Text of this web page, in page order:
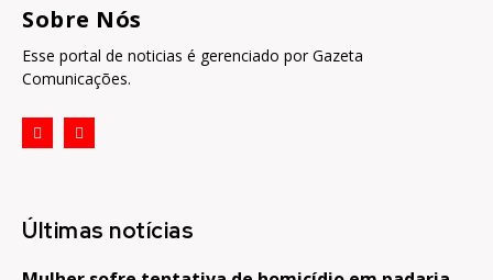
Sobre Nós
Esse portal de noticias é gerenciado por Gazeta
Comunicações.
Últimas notícias